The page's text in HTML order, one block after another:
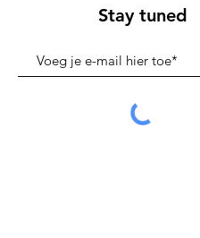
Stay tuned